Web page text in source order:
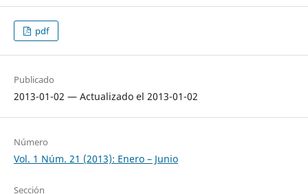
pdf
Publicado
2013-01-02 — Actualizado el 2013-01-02
Número
Vol. 1 Núm. 21 (2013): Enero – Junio
Sección